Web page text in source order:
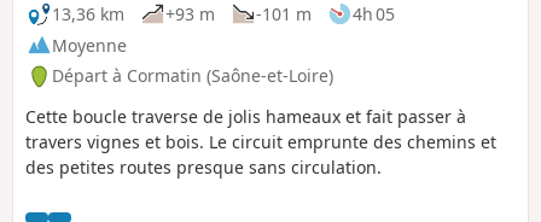
13,36 km
+93 m -101 m
4h 05
Moyenne
Départ à Cormatin (Saône-et-Loire)
Cette boucle traverse de jolis hameaux et fait passer à
travers vignes et bois. Le circuit emprunte des chemins et
des petites routes presque sans circulation.